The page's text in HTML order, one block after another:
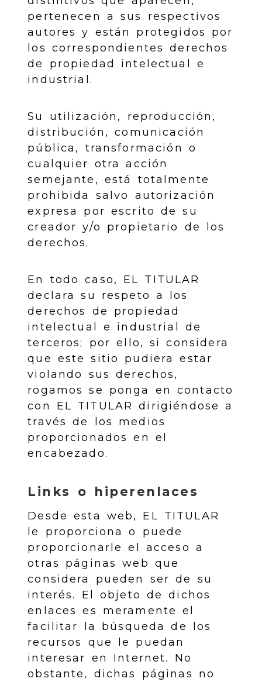
pertenecen a sus respectivos
autores y están protegidos por
los correspondientes derechos
de propiedad intelectual e
industrial.
Su utilización, reproducción,
distribución, comunicación
pública, transformación o
cualquier otra acción
semejante, está totalmente
prohibida salvo autorización
expresa por escrito de su
creador y/o propietario de los
derechos.
En todo caso, EL TITULAR
declara su respeto a los
derechos de propiedad
intelectual e industrial de
terceros; por ello, si considera
que este sitio pudiera estar
violando sus derechos,
rogamos se ponga en contacto
con EL TITULAR dirigiéndose a
través de los medios
proporcionados en el
encabezado.
Links o hiperenlaces
Desde esta web, EL TITULAR
le proporciona o puede
proporcionarle el acceso a
otras páginas web que
considera pueden ser de su
interés. El objeto de dichos
enlaces es meramente el
facilitar la búsqueda de los
recursos que le puedan
interesar en Internet. No
obstante, dichas páginas no